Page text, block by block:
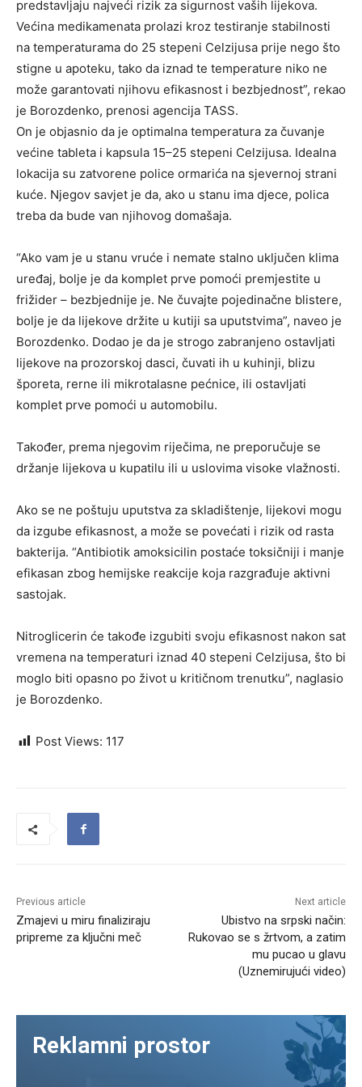
predstavljaju najveći rizik za sigurnost vaših lijekova.
Većina medikamenata prolazi kroz testiranje stabilnosti
na temperaturama do 25 stepeni Celzijusa prije nego što
stigne u apoteku, tako da iznad te temperature niko ne
može garantovati njihovu efikasnost i bezbjednost”, rekao
je Borozdenko, prenosi agencija TASS.
On je objasnio da je optimalna temperatura za čuvanje
većine tableta i kapsula 15–25 stepeni Celzijusa. Idealna
lokacija su zatvorene police ormarića na sjevernoj strani
kuće. Njegov savjet je da, ako u stanu ima djece, polica
treba da bude van njihovog domašaja.
“Ako vam je u stanu vruće i nemate stalno uključen klima
uređaj, bolje je da komplet prve pomoći premjestite u
frižider – bezbjednije je. Ne čuvajte pojedinačne blistere,
bolje je da lijekove držite u kutiji sa uputstvima”, naveo je
Borozdenko. Dodao je da je strogo zabranjeno ostavljati
lijekove na prozorskoj dasci, čuvati ih u kuhinji, blizu
šporeta, rerne ili mikrotalasne pećnice, ili ostavljati
komplet prve pomoći u automobilu.
Također, prema njegovim riječima, ne preporučuje se
držanje lijekova u kupatilu ili u uslovima visoke vlažnosti.
Ako se ne poštuju uputstva za skladištenje, lijekovi mogu
da izgube efikasnost, a može se povećati i rizik od rasta
bakterija. “Antibiotik amoksicilin postaće toksičniji i manje
efikasan zbog hemijske reakcije koja razgrađuje aktivni
sastojak.
Nitroglicerin će takođe izgubiti svoju efikasnost nakon sat
vremena na temperaturi iznad 40 stepeni Celzijusa, što bi
moglo biti opasno po život u kritičnom trenutku”, naglasio
je Borozdenko.
Post Views: 117
Previous article
Zmajevi u miru finaliziraju
pripreme za ključni meč
Next article
Ubistvo na srpski način:
Rukovao se s žrtvom, a zatim
mu pucao u glavu
(Uznemirujući video)
Reklamni prostor